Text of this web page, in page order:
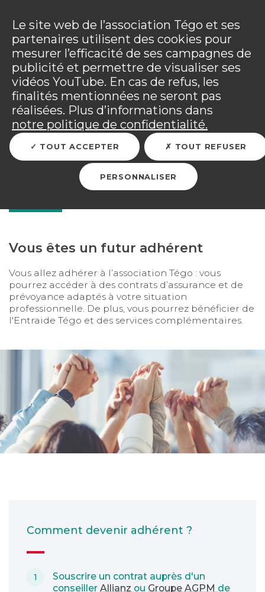
adhérents sinistrés et les personnels mobilisés.
Tous les détails dansvotre espace adhérent.
Vous êtes sur le site Tégo
RETOUR
Adhérer à l'association
Vous êtes un futur adhérent
Vous allez adhérer à l’association Tégo : vous
pourrez accéder à des contrats d’assurance et de
prévoyance adaptés à votre situation
professionnelle. De plus, vous pourrez bénéficier de
l'Entraide Tégo et des services complémentaires.
Comment devenir adhérent ?
Souscrire un contrat auprès d'un
conseillerAllianz ou Groupe AGPM de
Le site web de l’association Tégo et ses
partenaires utilisent des cookies pour
mesurer l’efficacité de ses campagnes de
publicité et permettre de visualiser ses
vidéos YouTube. En cas de refus, les
finalités mentionnées ne seront pas
réalisées. Plus d’informations dans
notre politique de confidentialité.
TOUT ACCEPTER TOUT REFUSER
PERSONNALISER